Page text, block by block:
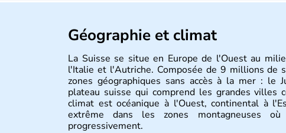
Géographie et climat
La Suisse se situe en Europe de l'Ouest au
l'Italie et l'Autriche. Composée de 9 millions de
zones géographiques sans accès à la mer : le
plateau suisse qui comprend les grandes villes
climat est océanique à l'Ouest, continental à
extrême dans les zones montagneuses où
progressivement.